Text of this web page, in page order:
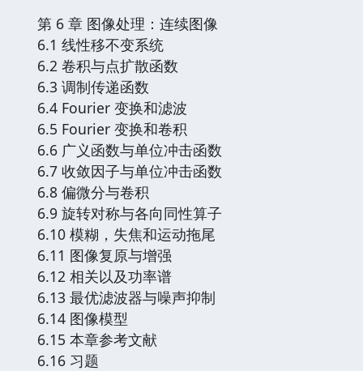
第 6 章 图像处理：连续图像
6.1 线性移不变系统
6.2 卷积与点扩散函数
6.3 调制传递函数
6.4 Fourier 变换和滤波
6.5 Fourier 变换和卷积
6.6 广义函数与单位冲击函数
6.7 收敛因子与单位冲击函数
6.8 偏微分与卷积
6.9 旋转对称与各向同性算子
6.10 模糊，失焦和运动拖尾
6.11 图像复原与增强
6.12 相关以及功率谱
6.13 最优滤波器与噪声抑制
6.14 图像模型
6.15 本章参考文献
6.16 习题